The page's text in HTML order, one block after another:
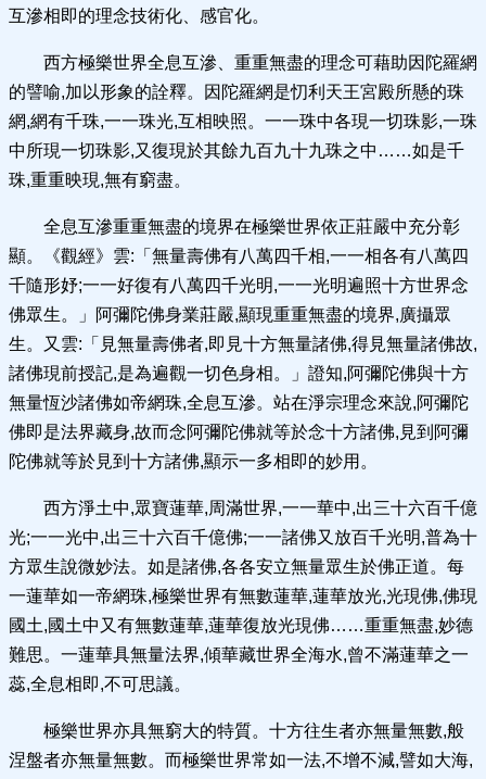
互滲相即的理念技術化、感官化。
西方極樂世界全息互滲、重重無盡的理念可藉助因陀羅網
的譬喻,加以形象的詮釋。因陀羅網是忉利天王宮殿所懸的珠
網,網有千珠,一一珠光,互相映照。一一珠中各現一切珠影,一珠
中所現一切珠影,又復現於其餘九百九十九珠之中……如是千
珠,重重映現,無有窮盡。
全息互滲重重無盡的境界在極樂世界依正莊嚴中充分彰
顯。《觀經》雲:「無量壽佛有八萬四千相,一一相各有八萬四
千隨形妤;一一好復有八萬四千光明,一一光明遍照十方世界念
佛眾生。」阿彌陀佛身業莊嚴,顯現重重無盡的境界,廣攝眾
生。又雲:「見無量壽佛者,即見十方無量諸佛,得見無量諸佛故,
諸佛現前授記,是為遍觀一切色身相。」證知,阿彌陀佛與十方
無量恆沙諸佛如帝網珠,全息互滲。站在淨宗理念來說,阿彌陀
佛即是法界藏身,故而念阿彌陀佛就等於念十方諸佛,見到阿彌
陀佛就等於見到十方諸佛,顯示一多相即的妙用。
西方淨土中,眾寶蓮華,周滿世界,一一華中,出三十六百千億
光;一一光中,出三十六百千億佛;一一諸佛又放百千光明,普為十
方眾生說微妙法。如是諸佛,各各安立無量眾生於佛正道。每
一蓮華如一帝網珠,極樂世界有無數蓮華,蓮華放光,光現佛,佛現
國土,國土中又有無數蓮華,蓮華復放光現佛……重重無盡,妙德
難思。一蓮華具無量法界,傾華藏世界全海水,曾不滿蓮華之一
蕊,全息相即,不可思議。
極樂世界亦具無窮大的特質。十方往生者亦無量無數,般
涅盤者亦無量無數。而極樂世界常如一法,不增不減,譬如大海,